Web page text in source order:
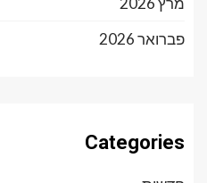
פברואר 2026
Categories